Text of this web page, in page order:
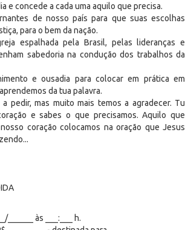
e concede a cada uma aquilo que precisa.
de nosso país para que suas escolhas
para o bem da nação.
espalhada pela Brasil, pelas lideranças e
sabedoria na condução dos trabalhos da
e ousadia para colocar em prática em
da tua palavra.
pedir, mas muito mais temos a agradecer. Tu
e sabes o que precisamos. Aquilo que
coração colocamos na oração que Jesus
______ às ___:___ h.